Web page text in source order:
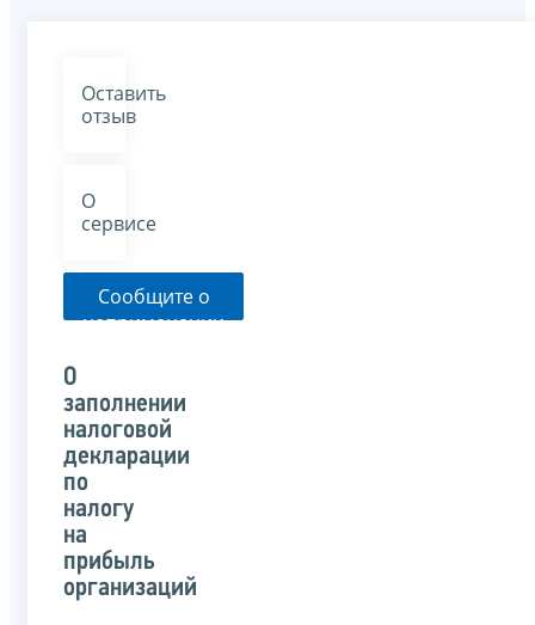
Оставить
отзыв
О
сервисе
Сообщите о
неприменении
указанного
письма
О
заполнении
налоговой
декларации
по
налогу
на
прибыль
организаций